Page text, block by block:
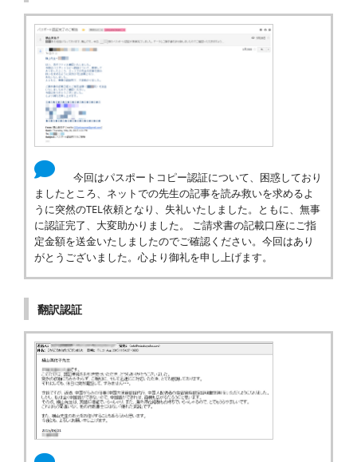
今回はパスポートコピー認証について、困惑しており
ましたところ、ネットでの先生の記事を読み救いを求めるよ
うに突然のTEL依頼となり、失礼いたしました。ともに、無事
に認証完了、大変助かりました。 ご請求書の記載口座にご指
定金額を送金いたしましたのでご確認ください。今回はあり
がとうございました。心より御礼を申し上げます。
翻訳認証